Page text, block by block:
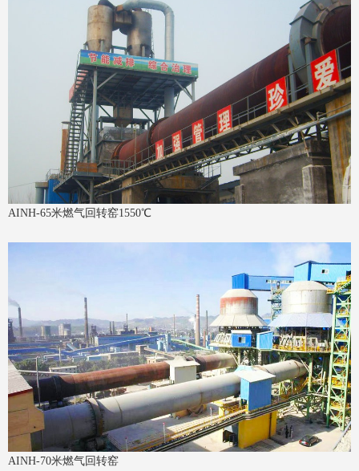
AINH-65米燃气回转窑1550℃
AINH-70米燃气回转窑